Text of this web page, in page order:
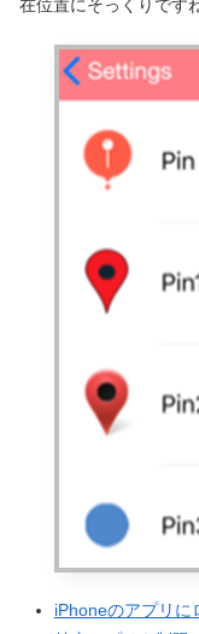
在位置にそっくりです
iPhoneのアプリに